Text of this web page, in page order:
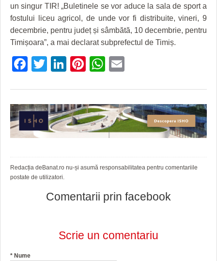
un singur TIR! „Buletinele se vor aduce la sala de sport a
fostului liceu agricol, de unde vor fi distribuite, vineri, 9
decembrie, pentru județ și sâmbătă, 10 decembrie, pentru
Timișoara”, a mai declarat subprefectul de Timiș.
Facebook
Twitter
LinkedIn
Pinterest
WhatsApp
Redacția deBanat.ro nu-și asumă responsabilitatea pentru comentariile
postate de utilizatori.
Comentarii prin facebook
Scrie un comentariu
* Nume